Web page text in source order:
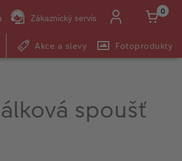
Zákaznický servis
0
Akce a slevy Fotoprodukty
spoušť